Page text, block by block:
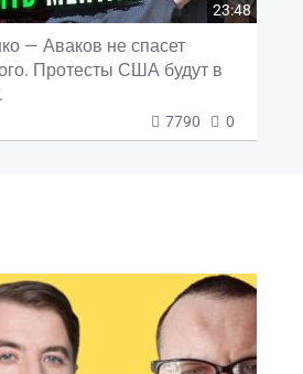
23:48
— Аваков не спасет
Протесты США будут в
7790 0